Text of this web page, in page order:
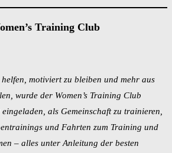
Training Club
motiviert zu bleiben und mehr aus
wurde der Women’s Training Club
als Gemeinschaft zu trainieren,
und Fahrten zum Training und
– alles unter Anleitung der besten